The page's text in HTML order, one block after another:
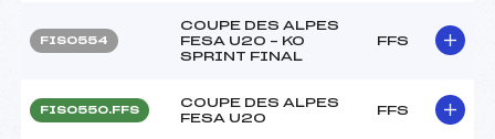
FIS0554
COUPE DES ALPES
FESA U20 – KO
SPRINT FINAL
FFS
FIS0550.FFS
COUPE DES ALPES
FESA U20
FFS